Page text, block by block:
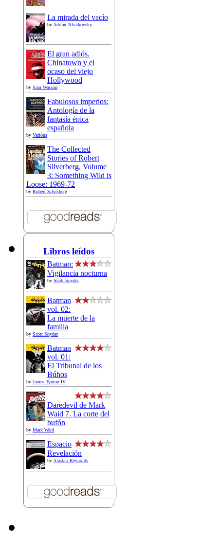
La mirada del vacío
by Adrian Tchaikovsky
El gran adiós.
Chinatown y el
ocaso del viejo
Hollywood
by Sam Wasson
Fabulosos imperios:
Antología de la
fantasía épica
española
by Various
The Collected
Stories of Robert
Silverberg, Volume
3: Something Wild is
Loose: 1969-72
by Robert Silverberg
Libros leídos
Batman:
Vigilancia nocturna
by Scott Snyder
Batman
vol. 02:
La muerte de la
familia
by Scott Snyder
Batman
vol. 01:
El Tribunal de los
Búhos
by James Tynion IV
Daredevil de Mark
Waid 7. La corte del
bufón
by Mark Waid
Espacio
Revelación
by Alastair Reynolds